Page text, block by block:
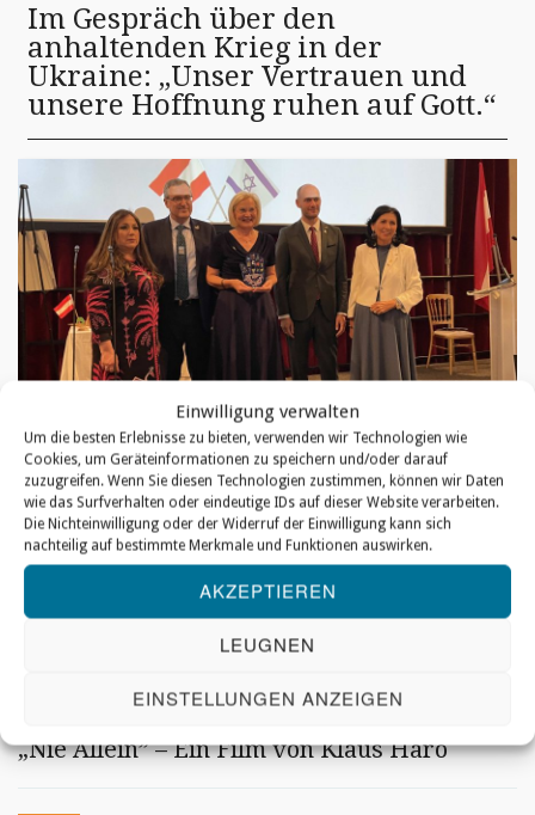
Einwilligung verwalten
Um die besten Erlebnisse zu bieten, verwenden wir Technologien wie
Cookies, um Geräteinformationen zu speichern und/oder darauf
zuzugreifen. Wenn Sie diesen Technologien zustimmen, können wir Daten
wie das Surfverhalten oder eindeutige IDs auf dieser Website verarbeiten.
Die Nichteinwilligung oder der Widerruf der Einwilligung kann sich
nachteilig auf bestimmte Merkmale und Funktionen auswirken.
AKZEPTIEREN
LEUGNEN
EINSTELLUNGEN ANZEIGEN
Im Gespräch über den
anhaltenden Krieg in der
Ukraine: „Unser Vertrauen und
unsere Hoffnung ruhen auf Gott.“
Israel Friendship Award 2025
AKTUELLES
AKTIVITÄTEN
ABEND für ISRAEL mit der Shalva Band und
Oberkantor Shmuel Barzilai
„Nie Allein” – Ein Film von Klaus Härö